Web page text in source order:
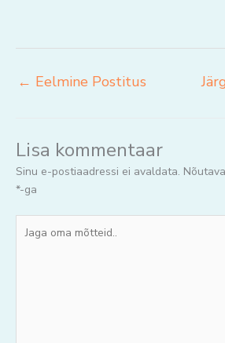
← Eelmine Postitus
Lisa kommentaar
Sinu e-postiaadressi ei avaldata.
*-ga
oma